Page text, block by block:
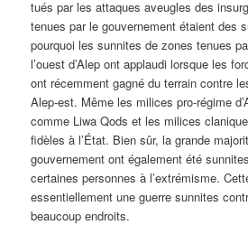
tués par les attaques aveugles des
tenues par le gouvernement étaient des
pourquoi les sunnites de zones tenues
l’ouest d’Alep ont applaudi lorsque les
ont récemment gagné du terrain contre
Alep-est. Même les milices pro-régime
comme Liwa Qods et les milices
fidèles à l’État. Bien sûr, la grande
gouvernement ont également été
certaines personnes à l’extrémisme.
essentiellement une guerre sunnites
beaucoup endroits.